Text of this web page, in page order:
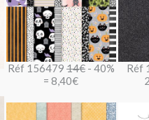
Réf 156479 14€ - 40%
= 8,40€
Réf